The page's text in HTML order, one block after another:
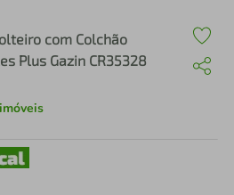
com Colchão
Plus Gazin CR35328